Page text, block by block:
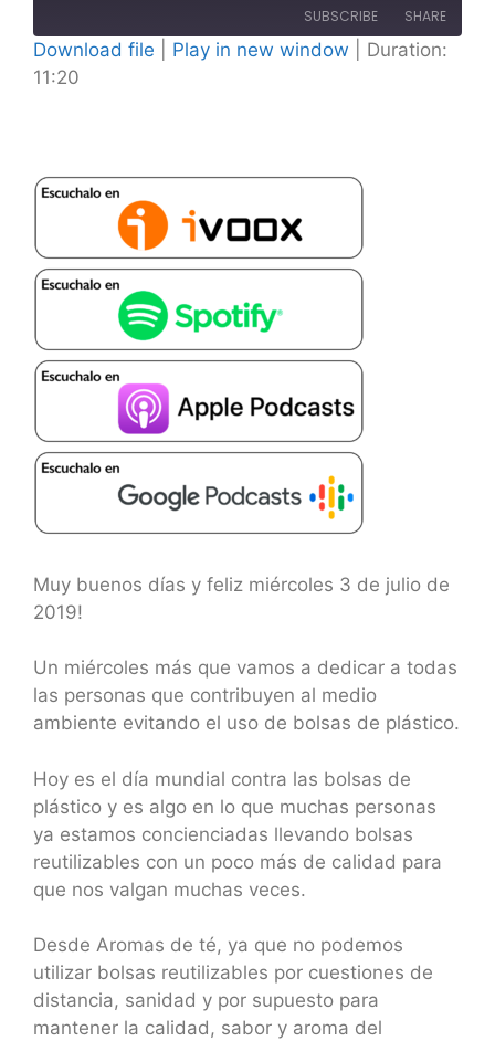
SUBSCRIBE SHARE
SHARE
EMBED
Download file Play in new window
Duration:
11:20
Muy buenos días y feliz miércoles 3 de julio de
2019!
Un miércoles más que vamos a dedicar a todas
las personas que contribuyen al medio
ambiente evitando el uso de bolsas de plástico.
Hoy es el día mundial contra las bolsas de
plástico y es algo en lo que muchas personas
ya estamos concienciadas llevando bolsas
reutilizables con un poco más de calidad para
que nos valgan muchas veces.
Desde Aromas de té, ya que no podemos
utilizar bolsas reutilizables por cuestiones de
distancia, sanidad y por supuesto para
mantener la calidad, sabor y aroma del